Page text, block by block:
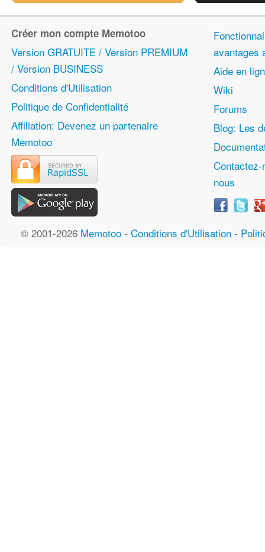
Créer mon compte Memotoo
Version GRATUITE / Version PREMIUM
/ Version BUSINESS
Conditions d'Utilisation
Politique de Confidentialité
Affiliation: Devenez un partenaire
Memotoo
avantages
Aide en
Wiki
Forums
Blog: Les
Contactez-
nous
© 2001-2026 Memotoo - Conditions d'Utilisation -